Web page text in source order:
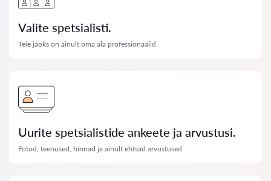
Valite spetsialisti.
Teie jaoks on ainult oma ala professionaalid.
Uurite spetsialistide ankeete ja arvustusi.
Fotod, teenused, hinnad ja ainult ehtsad arvustused.